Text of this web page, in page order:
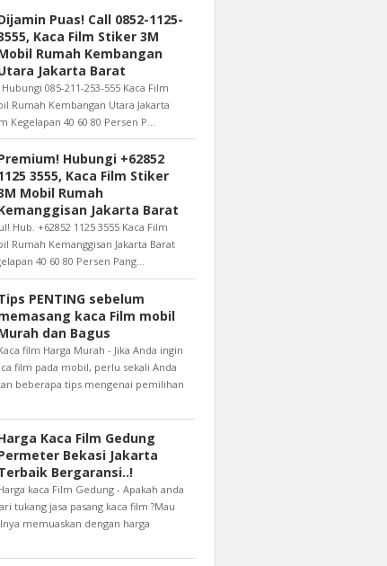
Puas! Call 0852-1125-
Kaca Film Stiker 3M
Rumah Kembangan
Jakarta Barat
085-211-253-555 Kaca Film
Rumah Kembangan Utara Jakarta
Kegelapan 40 60 80 Persen P...
Hubungi +62852
3555, Kaca Film Stiker
Mobil Rumah
Jakarta Barat
Hub. +62852 1125 3555 Kaca Film
Rumah Kemanggisan Jakarta Barat
40 60 80 Persen Pang...
PENTING sebelum
kaca Film mobil
dan Bagus
film Harga Murah - Jika Anda ingin
film pada mobil, perlu sekali Anda
beberapa tips mengenai pemilihan
Kaca Film Gedung
Bekasi Jakarta
Bergaransi..!
kaca Film Gedung - Apakah anda
tukang jasa pasang kaca film ?Mau
memuaskan dengan harga